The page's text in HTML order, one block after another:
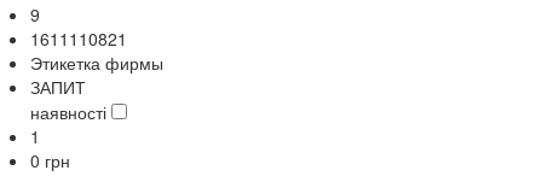
9
1611110821
Этикетка фирмы
ЗАПИТ
наявності
1
0 грн